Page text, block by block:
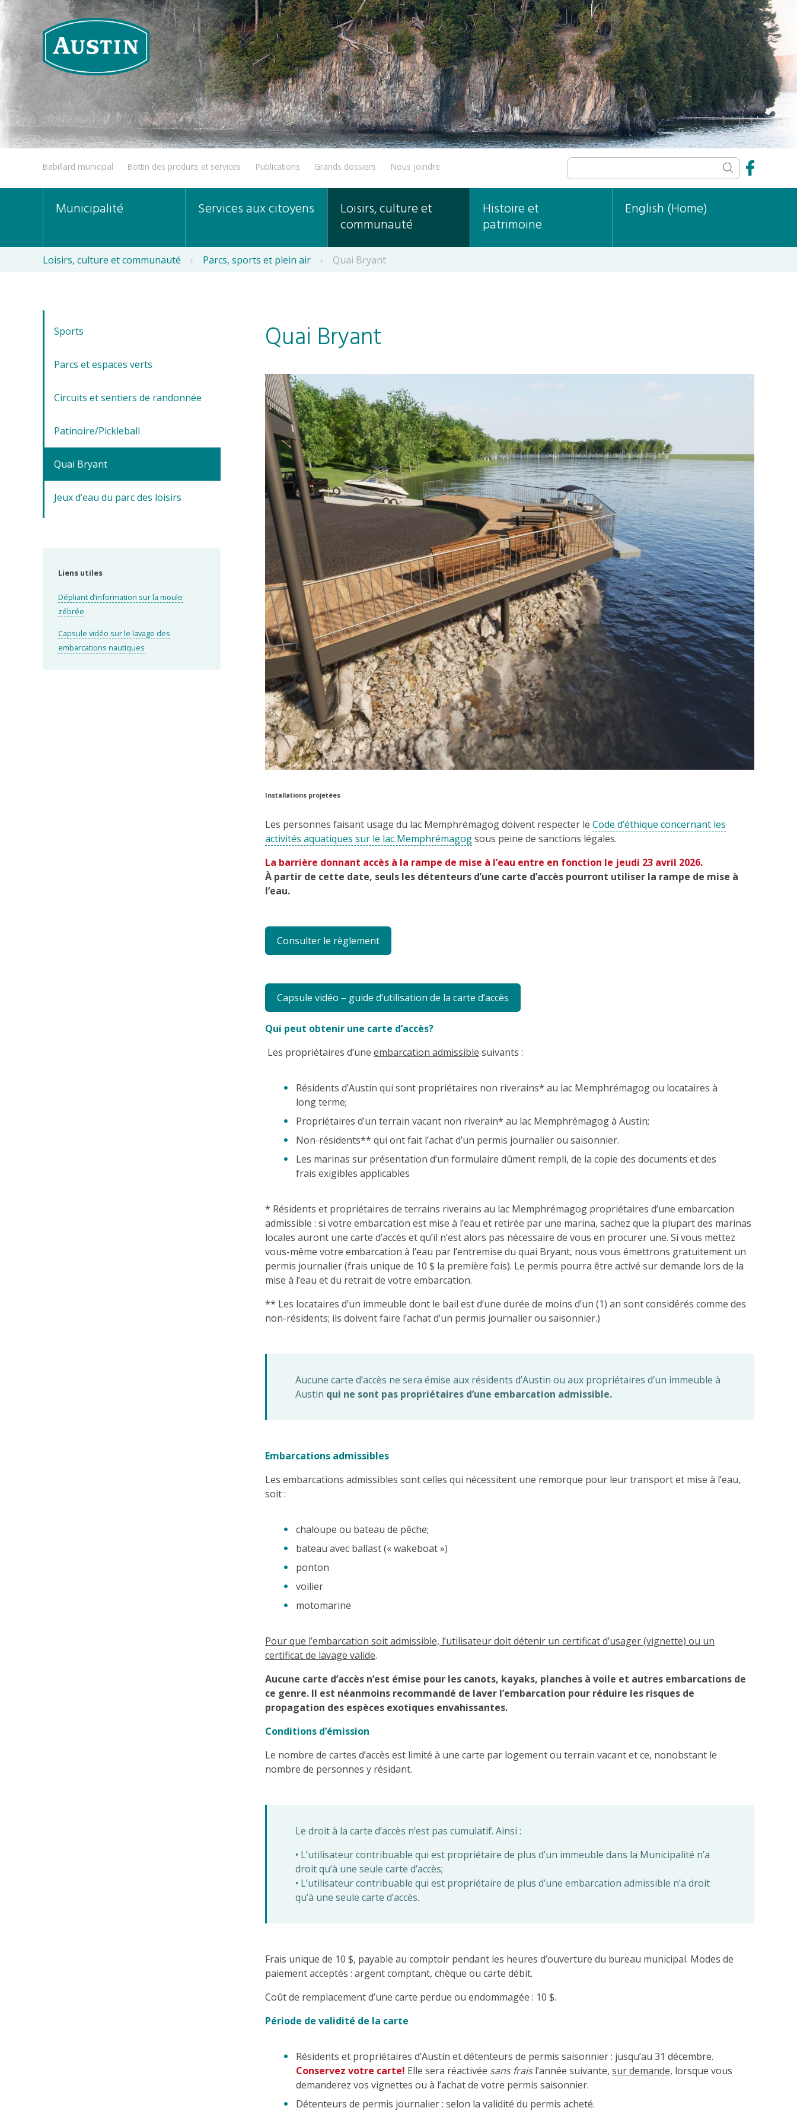
Babillard municipal Bottin des produits et services Publications Grands dossiers Nous joindre
Municipalité Services aux citoyens Loisirs, culture et
communauté
Histoire et
patrimoine
English (Home)
Loisirs, culture et communauté › Parcs, sports et plein air › Quai Bryant
Sports
Parcs et espaces verts
Circuits et sentiers de randonnée
Patinoire/Pickleball
Quai Bryant
Jeux d’eau du parc des loisirs
Liens utiles
Dépliant d’information sur la moule
zébrée
Capsule vidéo sur le lavage des
embarcations nautiques
Quai Bryant
Installations projetées
Les personnes faisant usage du lac Memphrémagog doivent respecter le Code d’éthique concernant les
activités aquatiques sur le lac Memphrémagogsous peine de sanctions légales.
La barrière donnant accès à la rampe de mise à l’eau entre en fonction le jeudi 23 avril 2026.
À partir de cette date, seuls les détenteurs d’une carte d’accès pourront utiliser la rampe de mise à
l’eau.
Consulter le règlement
Capsule vidéo – guide d’utilisation de la carte d’accès
Qui peut obtenir une carte d’accès?
Les propriétaires d’une embarcation admissible suivants :
Résidents d’Austin qui sont propriétaires non riverains* au lac Memphrémagog ou locataires à
long terme;
Propriétaires d’un terrain vacant non riverain* au lac Memphrémagog à Austin;
Non-résidents** qui ont fait l’achat d’un permis journalier ou saisonnier.
Les marinas sur présentation d’un formulaire dûment rempli, de la copie des documents et des
frais exigibles applicables
* Résidents et propriétaires de terrains riverains au lac Memphrémagog propriétaires d’une embarcation
admissible : si votre embarcation est mise à l’eau et retirée par une marina, sachez que la plupart des marinas
locales auront une carte d’accès et qu’il n’est alors pas nécessaire de vous en procurer une. Si vous mettez
vous-même votre embarcation à l’eau par l’entremise du quai Bryant, nous vous émettrons gratuitement un
permis journalier (frais unique de 10 $ la première fois). Le permis pourra être activé sur demande lors de la
mise à l’eau et du retrait de votre embarcation.
** Les locataires d’un immeuble dont le bail est d’une durée de moins d’un (1) an sont considérés comme des
non-résidents; ils doivent faire l’achat d’un permis journalier ou saisonnier.)
Aucune carte d’accès ne sera émise aux résidents d’Austin ou aux propriétaires d’un immeuble à
Austin qui ne sont pas propriétaires d’une embarcation admissible.
Embarcations admissibles
Les embarcations admissibles sont celles qui nécessitent une remorque pour leur transport et mise à l’eau,
soit :
chaloupe ou bateau de pêche;
bateau avec ballast (« wakeboat »)
ponton
voilier
motomarine
Pour que l’embarcation soit admissible, l’utilisateur doit détenir un certificat d’usager (vignette) ou un
certificat de lavage valide.
Aucune carte d’accès n’est émise pour les canots, kayaks, planches à voile et autres embarcations de
ce genre. Il est néanmoins recommandé de laver l’embarcation pour réduire les risques de
propagation des espèces exotiques envahissantes.
Conditions d’émission
Le nombre de cartes d’accès est limité à une carte par logement ou terrain vacant et ce, nonobstant le
nombre de personnes y résidant.
Le droit à la carte d’accès n’est pas cumulatif. Ainsi :
• L’utilisateur contribuable qui est propriétaire de plus d’un immeuble dans la Municipalité n’a
droit qu’à une seule carte d’accès;
• L’utilisateur contribuable qui est propriétaire de plus d’une embarcation admissible n’a droit
qu’à une seule carte d’accès.
Frais unique de 10 $, payable au comptoir pendant les heures d’ouverture du bureau municipal. Modes de
paiement acceptés : argent comptant, chèque ou carte débit.
Coût de remplacement d’une carte perdue ou endommagée : 10 $.
Période de validité de la carte
Résidents et propriétaires d’Austin et détenteurs de permis saisonnier : jusqu’au 31 décembre.
Conservez votre carte! Elle sera réactivée sans fraisl’année suivante, sur demande, lorsque vous
demanderez vos vignettes ou à l’achat de votre permis saisonnier.
Détenteurs de permis journalier : selon la validité du permis acheté.